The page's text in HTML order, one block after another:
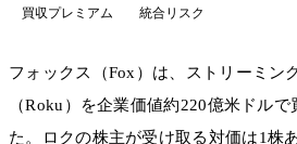
買収プレミアム
統合リスク
フォックス（Fox）は、ストリーミン
（Roku）を企業価値約220億米ドル
た。ロクの株主が受け取る対価は1株